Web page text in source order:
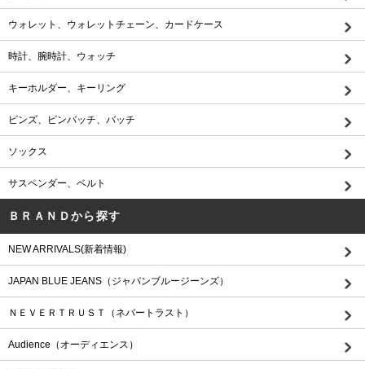
ウォレット、ウォレットチェーン、カードケース
時計、腕時計、ウォッチ
キーホルダー、キーリング
ピンズ、ピンバッチ、バッチ
ソックス
サスペンダー、ベルト
ＢＲＡＮＤから探す
NEW ARRIVALS(新着情報)
JAPAN BLUE JEANS（ジャパンブルージーンズ）
ＮＥＶＥＲＴＲＵＳＴ（ネバートラスト）
Audience（オーディエンス）